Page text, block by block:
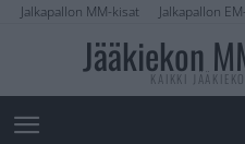
Jalkapallon MM-kisat Jalkapallon
Jääkiekon
KAIKKI